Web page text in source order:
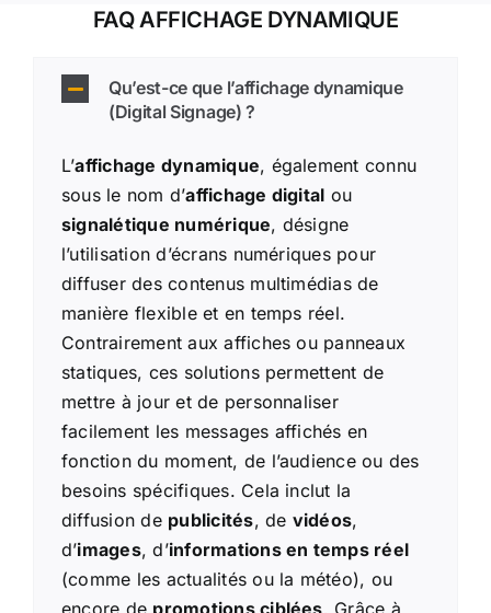
FAQ AFFICHAGE DYNAMIQUE
Qu’est-ce que l’affichage dynamique
(Digital Signage) ?
L’affichage dynamique, également connu
sous le nom d’affichage digital ou
signalétique numérique, désigne
l’utilisation d’écrans numériques pour
diffuser des contenus multimédias de
manière flexible et en temps réel.
Contrairement aux affiches ou panneaux
statiques, ces solutions permettent de
mettre à jour et de personnaliser
facilement les messages affichés en
fonction du moment, de l’audience ou des
besoins spécifiques. Cela inclut la
diffusion de publicités, de vidéos,
d’images, d’informations en temps réel
(comme les actualités ou la météo), ou